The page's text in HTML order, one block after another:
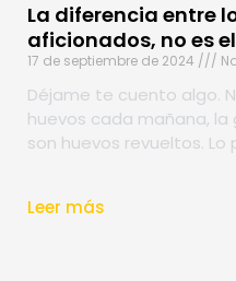
La diferencia entre
aficionados, no es
17 de septiembre de 2024
Déjame te cuento algo.
huevos cada mañana,
son huevos revueltos.
Leer más